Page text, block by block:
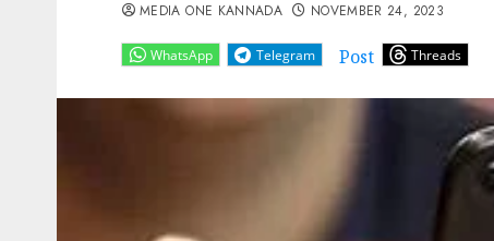
WhatsApp Telegram Post Threads
MEDIA ONE KANNADA NOVEMBER 24, 2023